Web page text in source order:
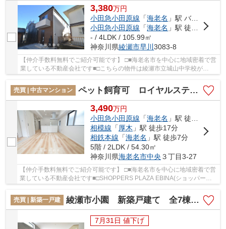
3,380万円
小田急小田原線 「海老名 」駅 バス16分 「新橋（神奈川県）」 停歩3分
小田急小田原線 「海老名 」駅 徒歩27分
- / 4LDK / 105.99㎡
神奈川県綾瀬市早川3083-8
【仲介手数料無料でご紹介可能です】 □■海老名市を中心に地域密着で営
業している不動産会社です■□こちらの物件は綾瀬市立城山中学校が
1370m以内にあります。こちらは清潔感のある新築...
売買 | 中古マンション
ペット飼育可 ロイヤルステージ海老名Ⅲ 5階2LDKリフォーム済み 【仲介手数料無料】
3,490万円
小田急小田原線 「海老名 」駅 徒歩5分
相模線 「厚木 」駅 徒歩17分
相鉄本線 「海老名 」駅 徒歩7分
5階 / 2LDK / 54.30㎡
神奈川県海老名市中央 ３丁目3-27
【仲介手数料無料でご紹介可能です】 □■海老名市を中心に地域密着で営
業している不動産会社です■□SHOPPERS PLAZA EBINA(ショッパーズ
プラザ海老名)まで徒歩4分と気軽に行けるのがポイ...
売買 | 新築一戸建
綾瀬市小園 新築戸建て 全7棟【仲介手数料無料】
7月31日 値下げ